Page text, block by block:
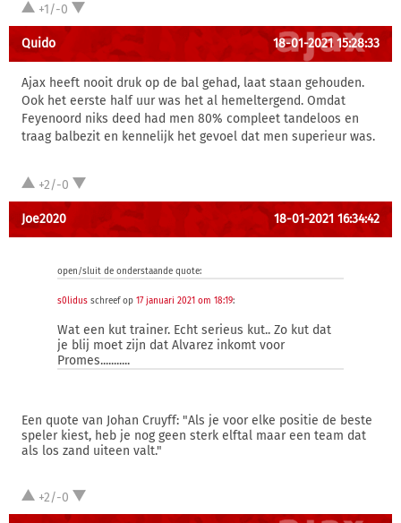
+1/-0
Quido 18-01-2021 15:28:33
Ajax heeft nooit druk op de bal gehad, laat staan gehouden.
Ook het eerste half uur was het al hemeltergend. Omdat
Feyenoord niks deed had men 80% compleet tandeloos en
traag balbezit en kennelijk het gevoel dat men superieur was.
+2/-0
Joe2020 18-01-2021 16:34:42
open/sluit de onderstaande quote:
s0lidus schreef op 17 januari 2021 om 18:19:
Wat een kut trainer. Echt serieus kut.. Zo kut dat
je blij moet zijn dat Alvarez inkomt voor
Promes...........
Een quote van Johan Cruyff: "Als je voor elke positie de beste
speler kiest, heb je nog geen sterk elftal maar een team dat
als los zand uiteen valt."
+2/-0